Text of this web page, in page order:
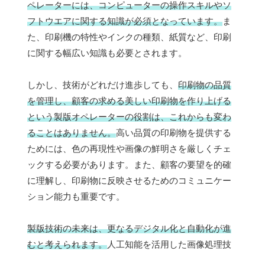
ペレーターには、コンピューターの操作スキルやソ
フトウエアに関する知識が必須となっています。ま
た、印刷機の特性やインクの種類、紙質など、印刷
に関する幅広い知識も必要とされます。
しかし、技術がどれだけ進歩しても、 印刷物の品質
を管理し、顧客の求める美しい印刷物を作り上げる
という製版オペレーターの役割は、これからも変わ
ることはありません。高い品質の印刷物を提供する
ためには、色の再現性や画像の鮮明さを厳しくチェ
ックする必要があります。また、顧客の要望を的確
に理解し、印刷物に反映させるためのコミュニケー
ション能力も重要です。
製版技術の未来は、更なるデジタル化と自動化が進
むと考えられます。人工知能を活用した画像処理技